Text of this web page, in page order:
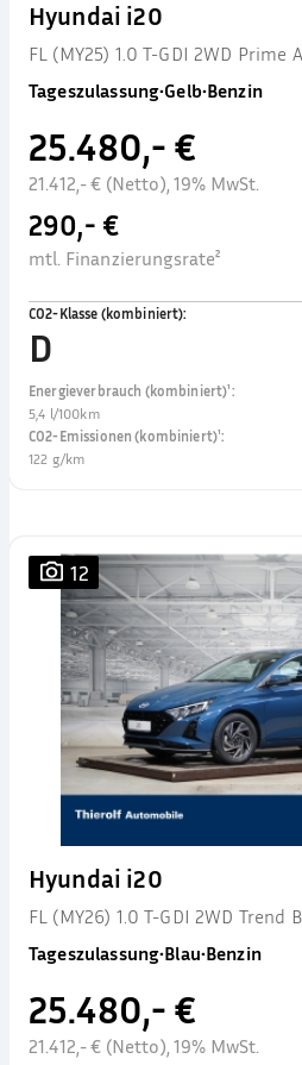
Hyundai i20
FL (MY25) 1.0 T-GDI 2WD Prime
Tageszulassung•Gelb•Benzin
25.480,- €
21.412,- € (Netto), 19% MwSt.
290,- €
mtl. Finanzierungsrate²
CO2-Klasse (kombiniert):
D
Energieverbrauch (kombiniert)¹:
5,4 l/100km
CO2-Emissionen (kombiniert)¹:
122 g/km
12
Hyundai i20
FL (MY26) 1.0 T-GDI 2WD Trend
Tageszulassung•Blau•Benzin
25.480,- €
21.412,- € (Netto), 19% MwSt.